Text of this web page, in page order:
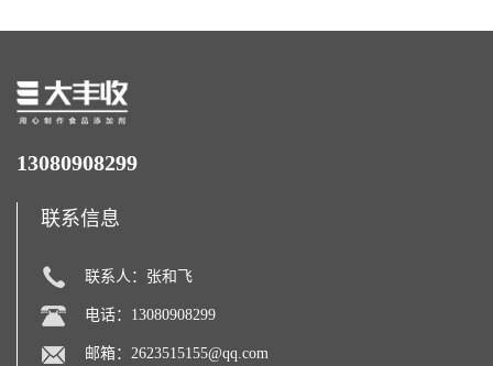
13080908299
联系信息
联系人：张和飞
电话：13080908299
邮箱： 2623515155@qq.com